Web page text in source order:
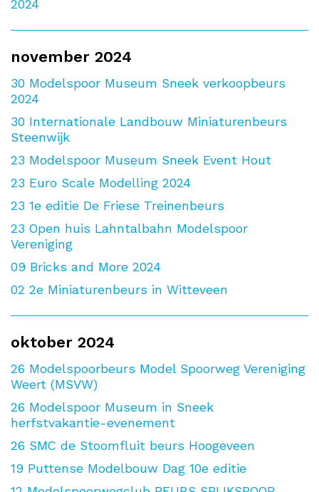
2024
november 2024
30 Modelspoor Museum Sneek verkoopbeurs
2024
30 Internationale Landbouw Miniaturenbeurs
Steenwijk
23 Modelspoor Museum Sneek Event Hout
23 Euro Scale Modelling 2024
23 1e editie De Friese Treinenbeurs
23 Open huis Lahntalbahn Modelspoor
Vereniging
09 Bricks and More 2024
02 2e Miniaturenbeurs in Witteveen
oktober 2024
26 Modelspoorbeurs Model Spoorweg Vereniging
Weert (MSVW)
26 Modelspoor Museum in Sneek
herfstvakantie-evenement
26 SMC de Stoomfluit beurs Hoogeveen
19 Puttense Modelbouw Dag 10e editie